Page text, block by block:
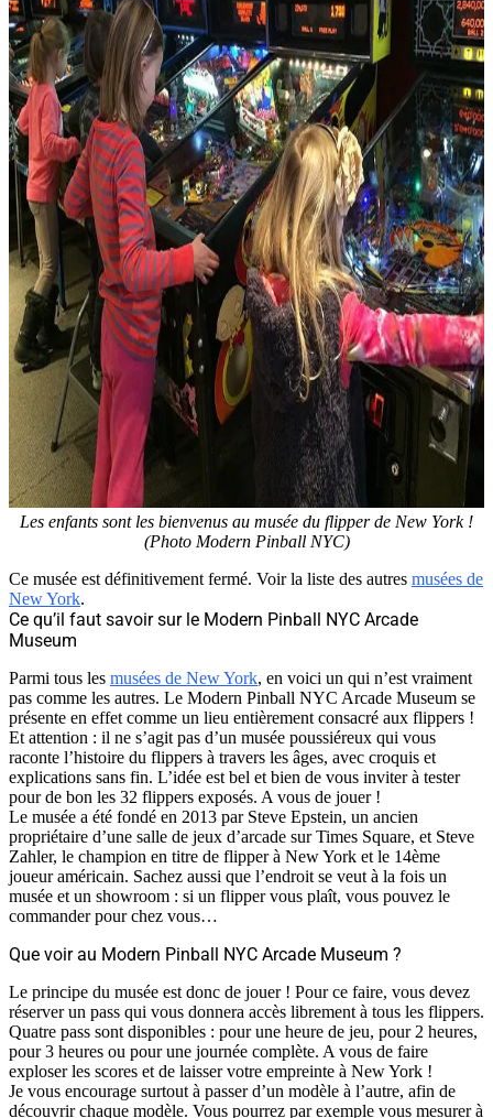
Les enfants sont les bienvenus au musée du flipper de New York !
(Photo Modern Pinball NYC)
Ce musée est définitivement fermé. Voir la liste des autres musées de
New York.
Ce qu’il faut savoir sur le Modern Pinball NYC Arcade
Museum
Parmi tous les musées de New York, en voici un qui n’est vraiment
pas comme les autres. Le Modern Pinball NYC Arcade Museum se
présente en effet comme un lieu entièrement consacré aux flippers !
Et attention : il ne s’agit pas d’un musée poussiéreux qui vous
raconte l’histoire du flippers à travers les âges, avec croquis et
explications sans fin. L’idée est bel et bien de vous inviter à tester
pour de bon les 32 flippers exposés. A vous de jouer !
Le musée a été fondé en 2013 par Steve Epstein, un ancien
propriétaire d’une salle de jeux d’arcade sur Times Square, et Steve
Zahler, le champion en titre de flipper à New York et le 14ème
joueur américain. Sachez aussi que l’endroit se veut à la fois un
musée et un showroom : si un flipper vous plaît, vous pouvez le
commander pour chez vous…
Que voir au Modern Pinball NYC Arcade Museum ?
Le principe du musée est donc de jouer ! Pour ce faire, vous devez
réserver un pass qui vous donnera accès librement à tous les flippers.
Quatre pass sont disponibles : pour une heure de jeu, pour 2 heures,
pour 3 heures ou pour une journée complète. A vous de faire
exploser les scores et de laisser votre empreinte à New York !
Je vous encourage surtout à passer d’un modèle à l’autre, afin de
découvrir chaque modèle. Vous pourrez par exemple vous mesurer à